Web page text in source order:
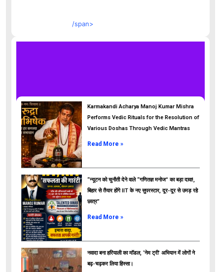
/span>
ads
Karmakandi Acharya Manoj Kumar Mishra
Performs Vedic Rituals for the Resolution of
Various Doshas Through Vedic Mantras
Read More »
“न्यूटन को चुनौती देने वाले “गणितज्ञ मनोज” का बड़ा दावा!,
बिहार से तैयार होंगे IIT के नए सुपरस्टार, दूर-दूर से उमड़ रहे
छात्र”
Read More »
नवादा बना हरियाली का मॉडल, ‘नेम ट्री’ अभियान में लोगों ने
बढ़-चढ़कर लिया हिस्सा।